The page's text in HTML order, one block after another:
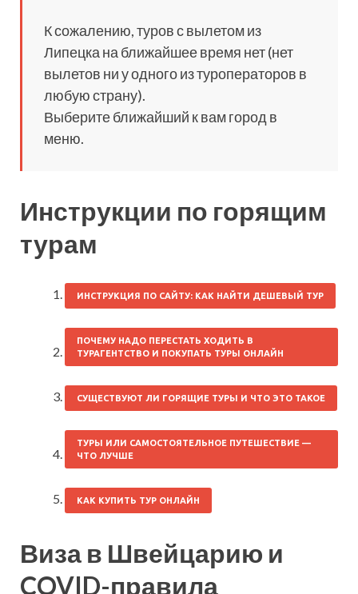
К сожалению, туров с вылетом из
Липецка на ближайшее время нет (нет
вылетов ни у одного из туроператоров в
любую страну).
Выберите ближайший к вам город в
меню.
Инструкции по горящим
турам
ИНСТРУКЦИЯ ПО САЙТУ: КАК НАЙТИ ДЕШЕВЫЙ ТУР
ПОЧЕМУ НАДО ПЕРЕСТАТЬ ХОДИТЬ В
ТУРАГЕНТСТВО И ПОКУПАТЬ ТУРЫ ОНЛАЙН
СУЩЕСТВУЮТ ЛИ ГОРЯЩИЕ ТУРЫ И ЧТО ЭТО ТАКОЕ
ТУРЫ ИЛИ САМОСТОЯТЕЛЬНОЕ ПУТЕШЕСТВИЕ —
ЧТО ЛУЧШЕ
КАК КУПИТЬ ТУР ОНЛАЙН
Виза в Швейцарию и
COVID-правила